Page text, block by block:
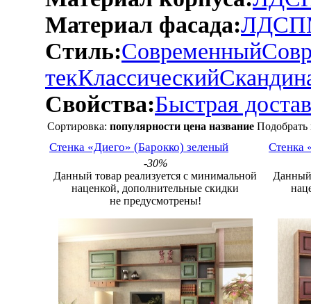
Материал фасада:ЛДСП
Стиль:Современный
текКлассический
Свойства:Быстрая
Сортировка: популярности цена название Подобрать
Стенка «Диего» (Барокко) зеленый
-30%
Данный товар реализуется с минимальной
наценкой, дополнительные скидки
не предусмотрены!
Стенка
Данный